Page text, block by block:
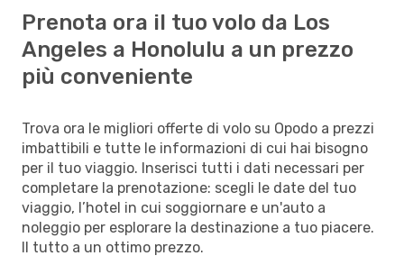
Prenota ora il tuo volo da Los
Angeles a Honolulu a un prezzo
più conveniente
Trova ora le migliori offerte di volo su Opodo a prezzi
imbattibili e tutte le informazioni di cui hai bisogno
per il tuo viaggio. Inserisci tutti i dati necessari per
completare la prenotazione: scegli le date del tuo
viaggio, l’hotel in cui soggiornare e un'auto a
noleggio per esplorare la destinazione a tuo piacere.
Il tutto a un ottimo prezzo.